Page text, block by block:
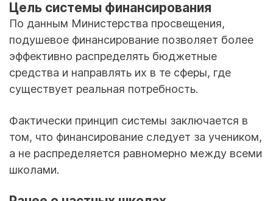
Цель системы финансирования
По данным Министерства просвещения,
подушевое финансирование позволяет более
эффективно распределять бюджетные
средства и направлять их в те сферы, где
существует реальная потребность.
Фактически принцип системы заключается в
том, что финансирование следует за учеником,
а не распределяется равномерно между всеми
школами.